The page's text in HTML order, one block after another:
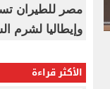
مصر للطيران
وإيطاليا لشرم
الأكثر قراءة